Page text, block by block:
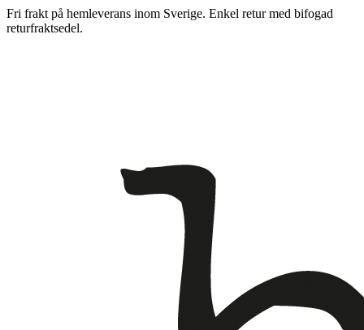
Fri frakt på hemleverans inom Sverige. Enkel retur med bifogad
returfraktsedel.